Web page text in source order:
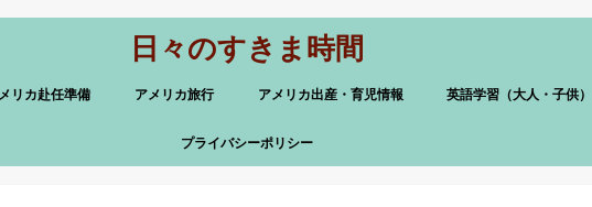
日々のすきま時間
リカ赴任準備 アメリカ旅行 アメリカ出産・育児情報 英語学習（大人・子供）
プライバシーポリシー